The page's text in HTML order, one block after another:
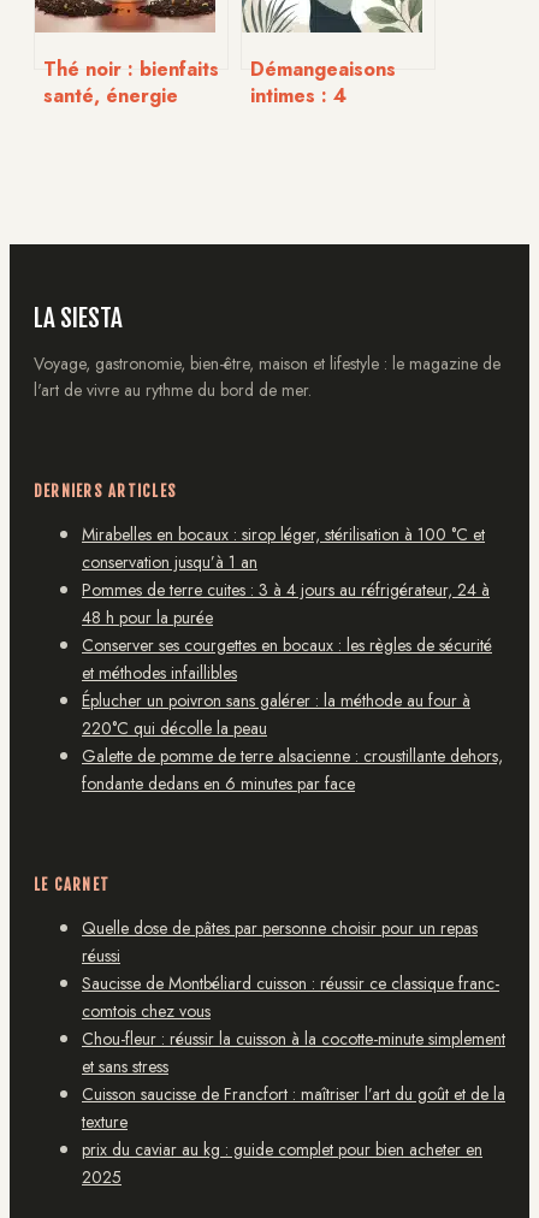
Thé noir : bienfaits
santé, énergie
Démangeaisons
intimes : 4
LA SIESTA
Voyage, gastronomie, bien-être, maison et lifestyle : le magazine de
l'art de vivre au rythme du bord de mer.
DERNIERS ARTICLES
Mirabelles en bocaux : sirop léger, stérilisation à 100 °C et
conservation jusqu’à 1 an
Pommes de terre cuites : 3 à 4 jours au réfrigérateur, 24 à
48 h pour la purée
Conserver ses courgettes en bocaux : les règles de sécurité
et méthodes infaillibles
Éplucher un poivron sans galérer : la méthode au four à
220°C qui décolle la peau
Galette de pomme de terre alsacienne : croustillante dehors,
fondante dedans en 6 minutes par face
LE CARNET
Quelle dose de pâtes par personne choisir pour un repas
réussi
Saucisse de Montbéliard cuisson : réussir ce classique franc-
comtois chez vous
Chou-fleur : réussir la cuisson à la cocotte-minute simplement
et sans stress
Cuisson saucisse de Francfort : maîtriser l’art du goût et de la
texture
prix du caviar au kg : guide complet pour bien acheter en
2025